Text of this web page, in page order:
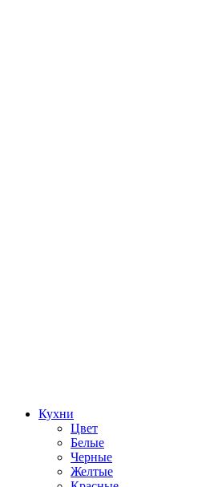
Кухни
Цвет
Белые
Черные
Желтые